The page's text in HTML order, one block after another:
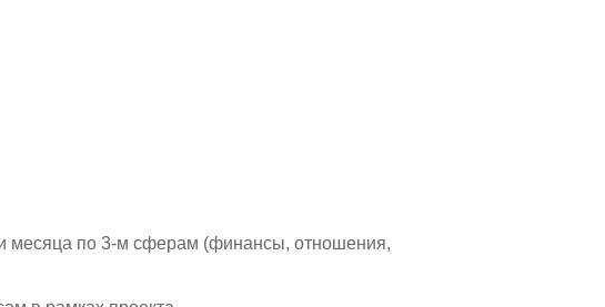
месяца по 3-м сферам (финансы, отношения,